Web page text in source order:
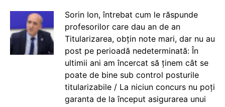
Sorin Ion, întrebat cum le răspunde
profesorilor care dau an de an
Titularizarea, obțin note mari, dar nu au
post pe perioadă nedeterminată: În
ultimii ani am încercat să ținem cât se
poate de bine sub control posturile
titularizabile / La niciun concurs nu poți
garanta de la început asigurarea unui